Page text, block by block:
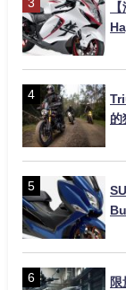
新
的
售
限